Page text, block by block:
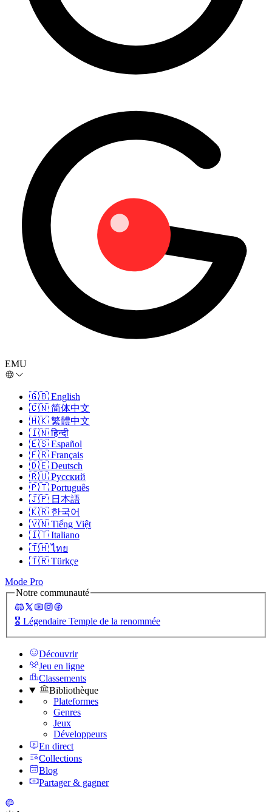
EMU
🇬🇧 English
🇨🇳 简体中文
🇭🇰 繁體中文
🇮🇳 हिन्दी
🇪🇸 Español
🇫🇷 Français
🇩🇪 Deutsch
🇷🇺 Русский
🇵🇹 Português
🇯🇵 日本語
🇰🇷 한국어
🇻🇳 Tiếng Việt
🇮🇹 Italiano
🇹🇭 ไทย
🇹🇷 Türkçe
Mode Pro
Notre communauté
🎖️ Légendaire Temple de la renommée
Découvrir
Jeu en ligne
Classements
Bibliothèque
Plateformes
Genres
Jeux
Développeurs
En direct
Collections
Blog
Partager & gagner